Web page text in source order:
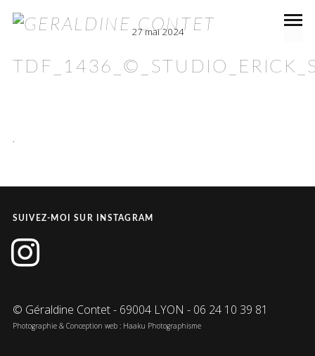
27 mai 2024
.
SUIVEZ-MOI SUR INSTAGRAM
instagram
© Géraldine Contet - 69004 LYON - 06 24 10 39 81
Photographie & Conception web : Haaku Photographisme